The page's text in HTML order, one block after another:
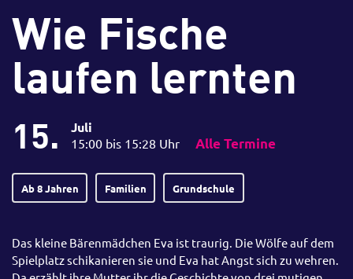
Wie Fische
laufen lernten
15. Juli
15:00 bis 15:28 Uhr Alle Termine
Ab 8 Jahren Familien Grundschule
Das kleine Bärenmädchen Eva ist traurig. Die Wölfe auf dem
Spielplatz schikanieren sie und Eva hat Angst sich zu wehren.